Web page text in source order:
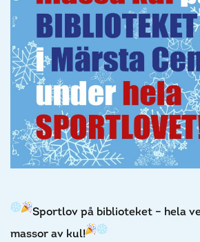
Sportlov på biblioteket – hela
massor av kul!